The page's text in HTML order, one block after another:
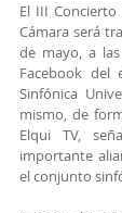
El III
Cámara será
de mayo, a
Facebook del
Sinfónica
mismo, de
Elqui TV,
importante
el conjunto